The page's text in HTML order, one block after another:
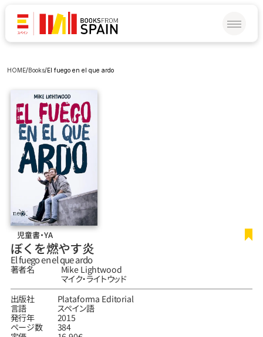
HOME/Books/El fuego en el que ardo
児童書・YA
ぼくを燃やす炎
El fuego en el que ardo
著者名
Mike Lightwood
マイク‧ライトウッド
出版社
Plataforma Editorial
言語
スペイン語
発行年
2015
ページ数
384